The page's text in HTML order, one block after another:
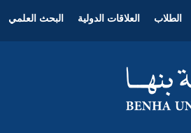
الطلاب العلاقات الدولية البحث العلمي